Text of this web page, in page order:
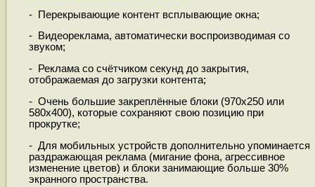
- Перекрывающие контент всплывающие окна;
- Видеореклама, автоматически воспроизводимая со
звуком;
- Реклама со счётчиком секунд до закрытия,
отображаемая до загрузки контента;
- Очень большие закреплённые блоки (970x250 или
580x400), которые сохраняют свою позицию при
прокрутке;
- Для мобильных устройств дополнительно упоминается
раздражающая реклама (мигание фона, агрессивное
изменение цветов) и блоки занимающие больше 30%
экранного пространства.